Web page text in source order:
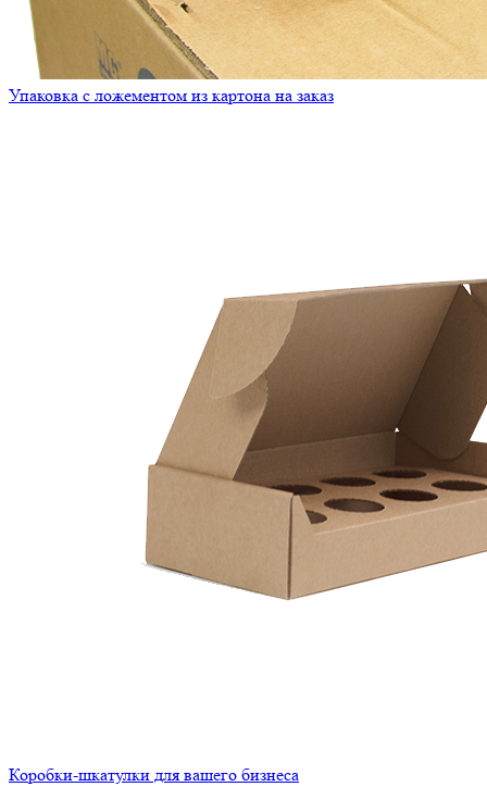
Упаковка с ложементом из картона на заказ
Коробки-шкатулки для вашего бизнеса